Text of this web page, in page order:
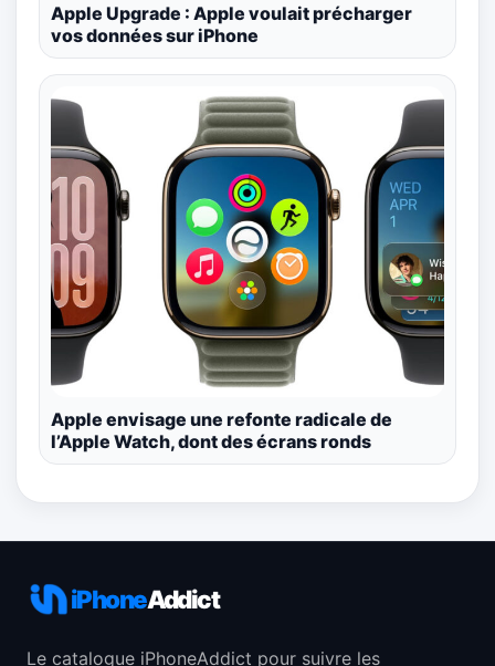
Apple Upgrade : Apple voulait précharger
vos données sur iPhone
Apple envisage une refonte radicale de
l’Apple Watch, dont des écrans ronds
iPhoneAddict
Le catalogue iPhoneAddict pour suivre les